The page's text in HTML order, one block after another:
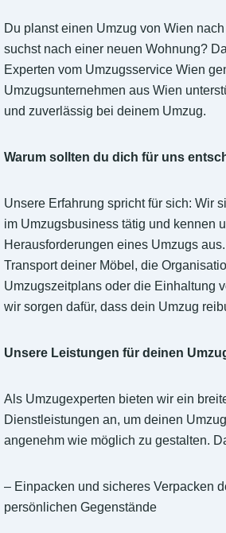
Du planst einen Umzug von Wien
suchst nach einer neuen Wohnung?
Experten vom Umzugsservice Wien
Umzugsunternehmen aus Wien
und zuverlässig bei deinem Umzug.
Warum sollten du dich für uns
Unsere Erfahrung spricht für sich: Wir
im Umzugsbusiness tätig und kennen
Herausforderungen eines Umzugs
Transport deiner Möbel, die
Umzugszeitplans oder die Einhaltung
wir sorgen dafür, dass dein Umzug
Unsere Leistungen für deinen
Als Umzugexperten bieten wir ein
Dienstleistungen an, um deinen
angenehm wie möglich zu gestalten.
– Einpacken und sicheres Verpacken
persönlichen Gegenstände